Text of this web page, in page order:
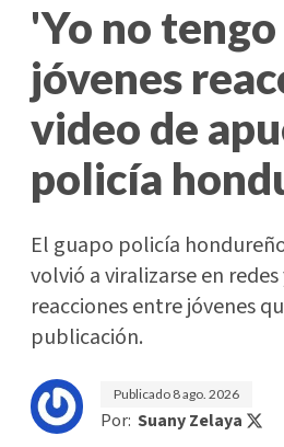
'Yo no
jóvenes
video de
policía
El guapo policía
volvió a viralizarse en
reacciones entre jóvenes
publicación.
Publicado 8 ago. 2026
Por: Suany Zelaya